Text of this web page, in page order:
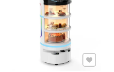
Přidat k